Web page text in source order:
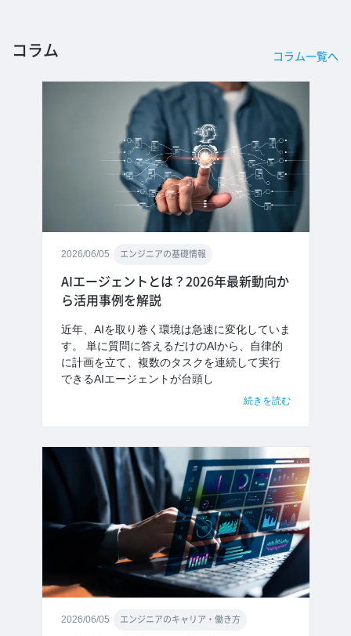
コラム コラム一覧へ
2026/06/05 エンジニアの基礎情報
AIエージェントとは？2026年最新動向か
ら活用事例を解説
近年、AIを取り巻く環境は急速に変化していま
す。 単に質問に答えるだけのAIから、自律的
に計画を立て、複数のタスクを連続して実行
できるAIエージェントが台頭し
続きを読む
2026/06/05 エンジニアのキャリア・働き方